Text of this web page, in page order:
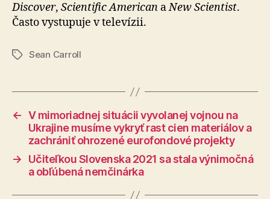
Discover, Scientific American aNew Scientist.
Často vystupuje v televízii.
ZnačkySean Carroll
← V mimoriadnej situácii vyvolanej vojnou na
Ukrajine musíme vykryť rast cien materiálov a
zachrániť ohrozené eurofondové projekty
→
Učiteľkou Slovenska 2021 sa stala výnimočná
a obľúbená nemčinárka